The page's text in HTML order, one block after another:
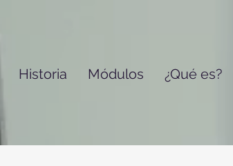
Historia Módulos ¿Qué es?